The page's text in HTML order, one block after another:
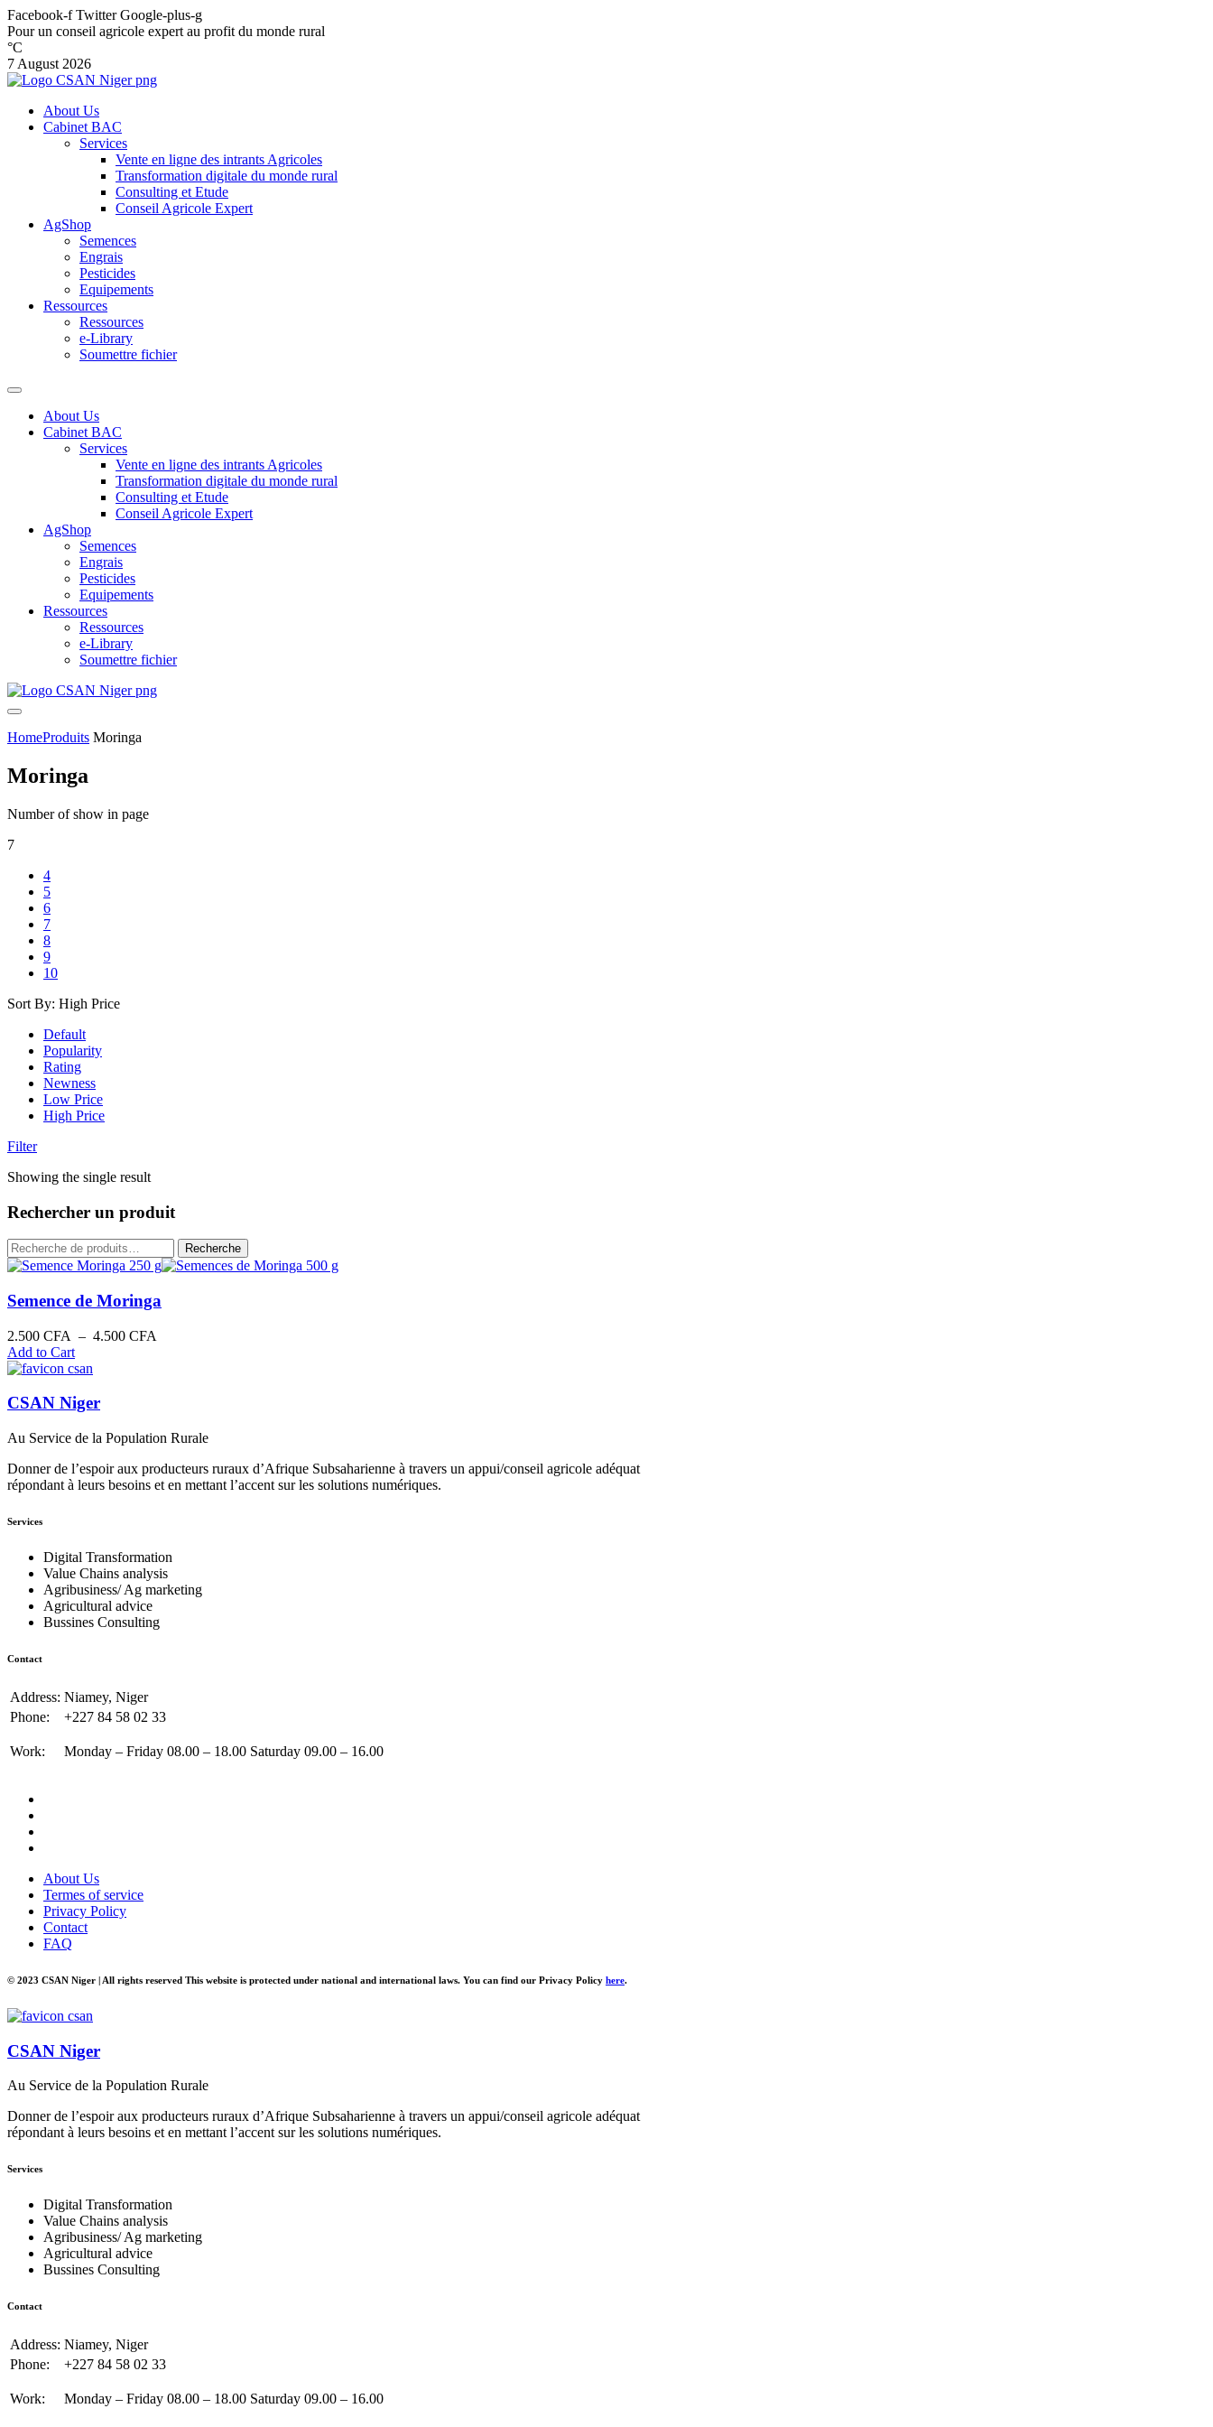
Facebook-f Twitter Google-plus-g
Pour un conseil agricole expert au profit du monde rural
°C
7 August 2026
About Us
Cabinet BAC
Services
Vente en ligne des intrants Agricoles
Transformation digitale du monde rural
Consulting et Etude
Conseil Agricole Expert
AgShop
Semences
Engrais
Pesticides
Equipements
Ressources
Ressources
e-Library
Soumettre fichier
About Us
Cabinet BAC
Services
Vente en ligne des intrants Agricoles
Transformation digitale du monde rural
Consulting et Etude
Conseil Agricole Expert
AgShop
Semences
Engrais
Pesticides
Equipements
Ressources
Ressources
e-Library
Soumettre fichier
HomeProduits Moringa
Moringa
Number of show in page
7
4
5
6
7
8
9
10
Sort By: High Price
Default
Popularity
Rating
Newness
Low Price
High Price
Filter
Showing the single result
Rechercher un produit
Recherche
pour :
Recherche
Semence de Moringa
2.500 CFA – 4.500 CFA
Add to Cart
CSAN Niger
Au Service de la Population Rurale
Donner de l’espoir aux producteurs ruraux d’Afrique Subsaharienne à travers un appui/conseil agricole adéquat
répondant à leurs besoins et en mettant l’accent sur les solutions numériques.
Services
Digital Transformation
Value Chains analysis
Agribusiness/ Ag marketing
Agricultural advice
Bussines Consulting
Contact
Address: Niamey, Niger
Phone:
+227 84 58 02 33
Work: Monday – Friday 08.00 – 18.00 Saturday 09.00 – 16.00
About Us
Termes of service
Privacy Policy
Contact
FAQ
© 2023 CSAN Niger | All rights reserved This website is protected under national and international laws. You can find our Privacy Policy here.
CSAN Niger
Au Service de la Population Rurale
Donner de l’espoir aux producteurs ruraux d’Afrique Subsaharienne à travers un appui/conseil agricole adéquat
répondant à leurs besoins et en mettant l’accent sur les solutions numériques.
Services
Digital Transformation
Value Chains analysis
Agribusiness/ Ag marketing
Agricultural advice
Bussines Consulting
Contact
Address: Niamey, Niger
Phone:
+227 84 58 02 33
Work: Monday – Friday 08.00 – 18.00 Saturday 09.00 – 16.00